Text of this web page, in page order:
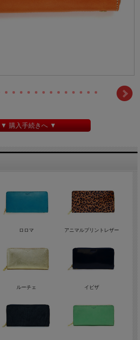
▼ 購入手続きへ ▼
ロロマ アニマルプリントレザー
ルーチェ イビザ